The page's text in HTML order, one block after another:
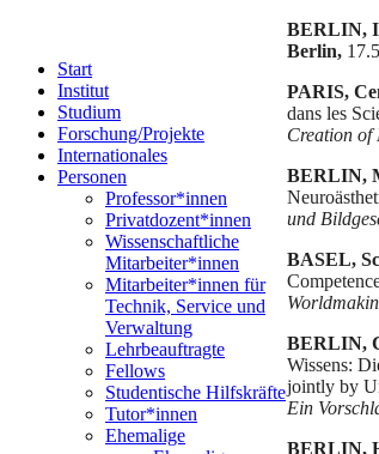
Start
Institut
Studium
Forschung/Projekte
Internationales
Personen
Professor*innen
Privatdozent*innen
Wissenschaftliche
Mitarbeiter*innen
Mitarbeiter*innen für
Technik, Service und
Verwaltung
Lehrbeauftragte
Fellows
Studentische Hilfskräfte
Tutor*innen
Ehemalige
BERLIN,
Berlin,
PARIS,
dans les
Creation of
BERLIN,
und
BASEL,
BERLIN,
Wissens:
jointly by
Ein
BERLIN,